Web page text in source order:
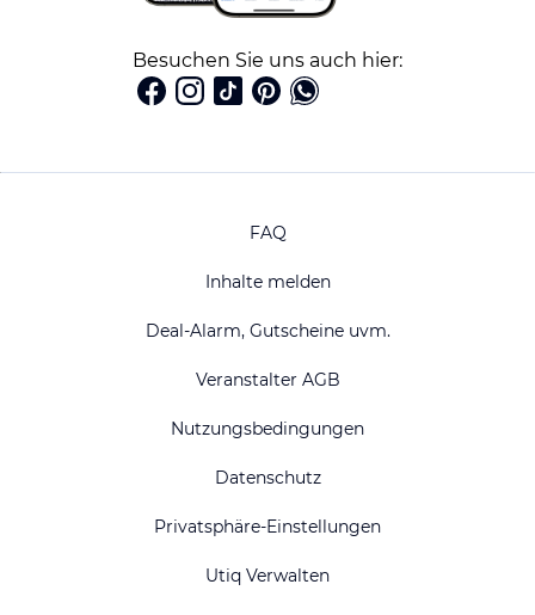
Besuchen Sie uns auch hier:
FAQ
Inhalte melden
Deal-Alarm, Gutscheine uvm.
Veranstalter AGB
Nutzungsbedingungen
Datenschutz
Privatsphäre-Einstellungen
Utiq Verwalten